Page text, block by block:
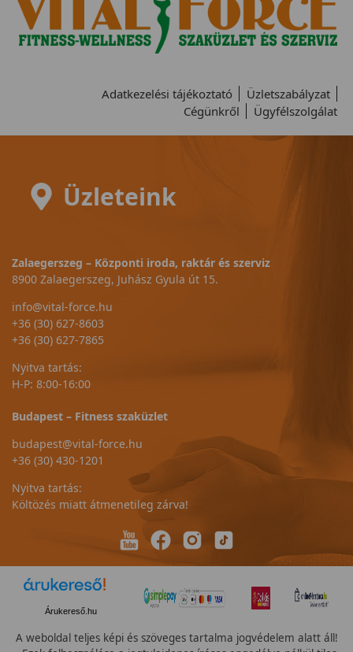
Adatkezelési tájékoztató
Üzletszabályzat
Cégünkről
Ügyfélszolgálat
Üzleteink
Zalaegerszeg – Központi iroda, raktár és szerviz
8900 Zalaegerszeg, Juhász Gyula út 15.
info@vital-force.hu
+36 (30) 627-8603
+36 (30) 627-7865
Nyitva tartás:
H-P: 8:00-16:00
Budapest – Fitness szaküzlet
budapest@vital-force.hu
+36 (30) 430-1201
Nyitva tartás:
Költözés miatt átmenetileg zárva!
Árukereső.hu
A weboldal teljes képi és szöveges tartalma jogvédelem alatt áll!